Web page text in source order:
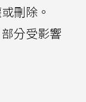
刪除。
分受影響